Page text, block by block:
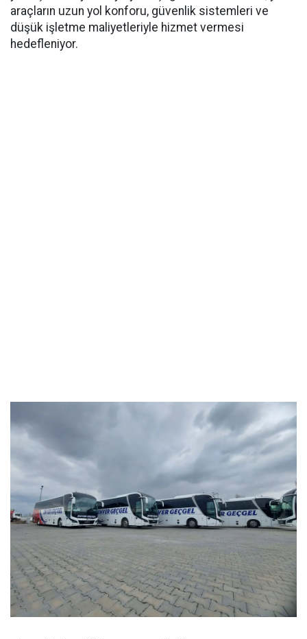
araçların uzun yol konforu, güvenlik sistemleri ve
düşük işletme maliyetleriyle hizmet vermesi
hedefleniyor.